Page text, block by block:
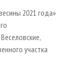
2021 года»
участка